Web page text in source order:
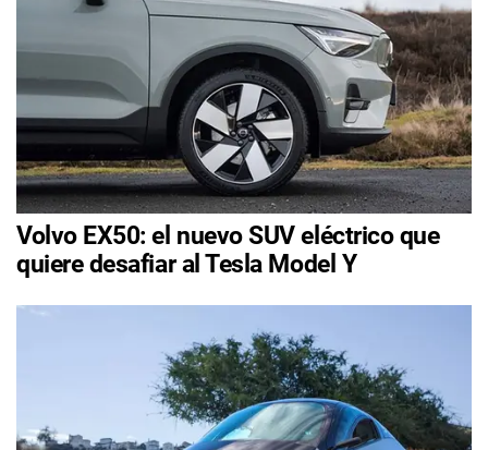
Volvo EX50: el nuevo SUV eléctrico que
quiere desafiar al Tesla Model Y